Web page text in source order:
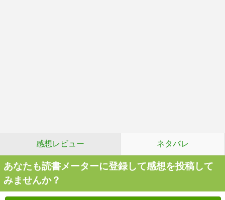
感想レビュー ネタバレ
あなたも読書メーターに登録して感想を投稿して
みませんか？